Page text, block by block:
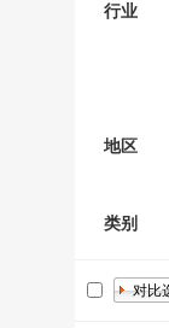
行业
地区
类别